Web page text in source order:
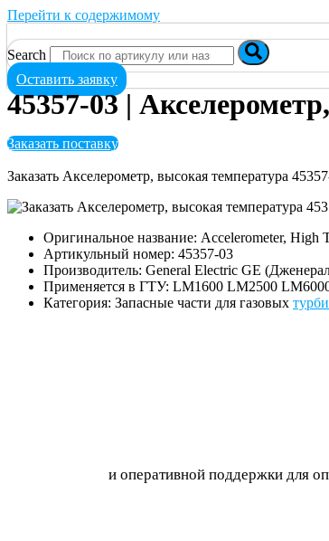
Перейти к содержимому
Search
Оставить заявку
45357-03 |
Заказать поставку
Заказать Акселерометр, высокая температура
Оригинальное название: Accelerometer, High
Артикульный номер: 45357-03
Производитель: General Electric GE
Применяется в ГТУ: LM1600 LM2500
Категория: Запасные части для газовых
и оперативной поддержки для